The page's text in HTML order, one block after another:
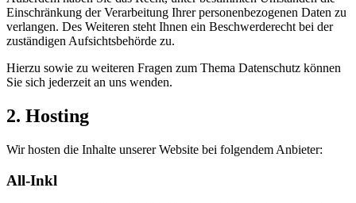
Einschränkung der Verarbeitung Ihrer personenbezogenen Daten zu
verlangen. Des Weiteren steht Ihnen ein Beschwerderecht bei der
zuständigen Aufsichtsbehörde zu.
Hierzu sowie zu weiteren Fragen zum Thema Datenschutz können
Sie sich jederzeit an uns wenden.
2. Hosting
Wir hosten die Inhalte unserer Website bei folgendem Anbieter:
All-Inkl